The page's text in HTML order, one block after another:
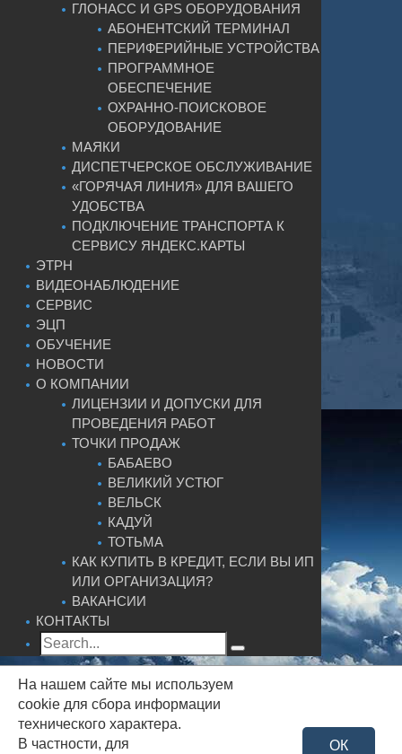
ГЛОНАСС И GPS ОБОРУДОВАНИЯ
АБОНЕНТСКИЙ ТЕРМИНАЛ
ПЕРИФЕРИЙНЫЕ УСТРОЙСТВА
ПРОГРАММНОЕ
ОБЕСПЕЧЕНИЕ
ОХРАННО-ПОИСКОВОЕ
ОБОРУДОВАНИЕ
МАЯКИ
ДИСПЕТЧЕРСКОЕ ОБСЛУЖИВАНИЕ
«ГОРЯЧАЯ ЛИНИЯ» ДЛЯ ВАШЕГО
УДОБСТВА
ПОДКЛЮЧЕНИЕ ТРАНСПОРТА К
СЕРВИСУ ЯНДЕКС.КАРТЫ
ЭТРН
ВИДЕОНАБЛЮДЕНИЕ
СЕРВИС
ЭЦП
ОБУЧЕНИЕ
НОВОСТИ
О КОМПАНИИ
ЛИЦЕНЗИИ И ДОПУСКИ ДЛЯ
ПРОВЕДЕНИЯ РАБОТ
ТОЧКИ ПРОДАЖ
БАБАЕВО
ВЕЛИКИЙ УСТЮГ
ВЕЛЬСК
КАДУЙ
ТОТЬМА
КАК КУПИТЬ В КРЕДИТ, ЕСЛИ ВЫ ИП
ИЛИ ОРГАНИЗАЦИЯ?
ВАКАНСИИ
КОНТАКТЫ
На нашем сайте мы используем
cookie для сбора информации
технического характера.
В частности, для
ОК